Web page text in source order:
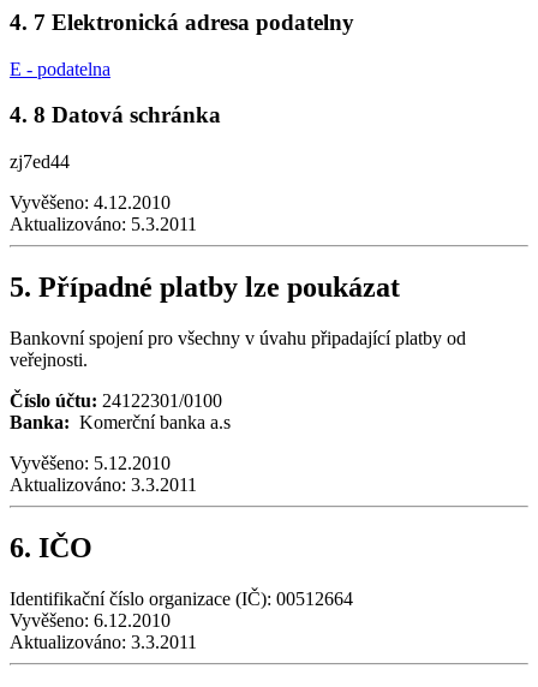
4. 7 Elektronická adresa podatelny
E - podatelna
4. 8 Datová schránka
zj7ed44
Vyvěšeno: 4.12.2010
Aktualizováno: 5.3.2011
5. Případné platby lze poukázat
Bankovní spojení pro všechny v úvahu připadající platby od
veřejnosti.
Číslo účtu: 24122301/0100
Banka: Komerční banka a.s
Vyvěšeno: 5.12.2010
Aktualizováno: 3.3.2011
6. IČO
Identifikační číslo organizace (IČ): 00512664
Vyvěšeno: 6.12.2010
Aktualizováno: 3.3.2011